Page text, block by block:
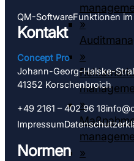
»
»
»
»
QM-SoftwareFunktionen
Kontakt
Concept Pro
Johann-Georg-Halske-
41352 Korschen­­broich
+49 2161 – 402 96 18
Impressum
Normen